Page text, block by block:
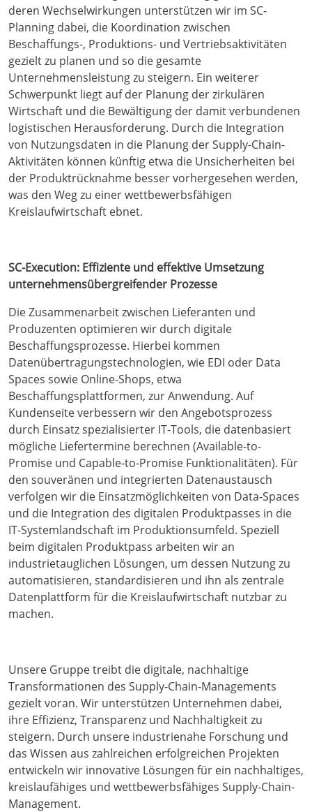
deren Wechselwirkungen unterstützen wir im SC-
Planning dabei, die Koordination zwischen
Beschaffungs-, Produktions- und Vertriebsaktivitäten
gezielt zu planen und so die gesamte
Unternehmensleistung zu steigern. Ein weiterer
Schwerpunkt liegt auf der Planung der zirkulären
Wirtschaft und die Bewältigung der damit verbundenen
logistischen Herausforderung. Durch die Integration
von Nutzungsdaten in die Planung der Supply-Chain-
Aktivitäten können künftig etwa die Unsicherheiten bei
der Produktrücknahme besser vorhergesehen werden,
was den Weg zu einer wettbewerbsfähigen
Kreislaufwirtschaft ebnet.
SC-Execution: Effiziente und effektive Umsetzung
unternehmensübergreifender Prozesse
Die Zusammenarbeit zwischen Lieferanten und
Produzenten optimieren wir durch digitale
Beschaffungsprozesse. Hierbei kommen
Datenübertragungstechnologien, wie EDI oder Data
Spaces sowie Online-Shops, etwa
Beschaffungsplattformen, zur Anwendung. Auf
Kundenseite verbessern wir den Angebotsprozess
durch Einsatz spezialisierter IT-Tools, die datenbasiert
mögliche Liefertermine berechnen (Available-to-
Promise und Capable-to-Promise Funktionalitäten). Für
den souveränen und integrierten Datenaustausch
verfolgen wir die Einsatzmöglichkeiten von Data-Spaces
und die Integration des digitalen Produktpasses in die
IT-Systemlandschaft im Produktionsumfeld. Speziell
beim digitalen Produktpass arbeiten wir an
industrietauglichen Lösungen, um dessen Nutzung zu
automatisieren, standardisieren und ihn als zentrale
Datenplattform für die Kreislaufwirtschaft nutzbar zu
machen.
Unsere Gruppe treibt die digitale, nachhaltige
Transformationen des Supply-Chain-Managements
gezielt voran. Wir unterstützen Unternehmen dabei,
ihre Effizienz, Transparenz und Nachhaltigkeit zu
steigern. Durch unsere industrienahe Forschung und
das Wissen aus zahlreichen erfolgreichen Projekten
entwickeln wir innovative Lösungen für ein nachhaltiges,
kreislaufähiges und wettbewerbsfähiges Supply-Chain-
Management.